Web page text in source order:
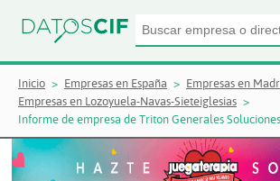
Inicio Empresas en España
Empresas en
Empresas en Lozoyuela-Navas-Sieteiglesias
Informe de empresa de Triton Generales